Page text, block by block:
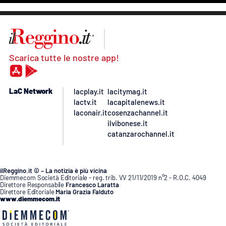
Scarica tutte le nostre app!
LaC Network
lacplay.it
lactv.it
laconair.it
lacitymag.it
lacapitalenews.it
cosenzachannel.it
ilvibonese.it
catanzarochannel.it
ilReggino.it © – La notizia è più vicina
Diemmecom Società Editoriale - reg. trib. VV 21/11/2019 n°2 - R.O.C. 4049
Direttore Responsabile Francesco Laratta
Direttore Editoriale Maria Grazia Falduto
www.diemmecom.it